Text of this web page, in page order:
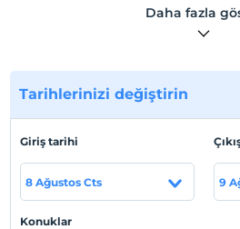
edebileceğiniz bir seçenektir.
Fethiye İnlice mevkiindedir.
Sahil
Plaja sıfır konumdadır.
Haritada
Daha fazla
Tarihlerinizi değiştirin
Giriş tarihi
8 Ağustos Cts 9
Konuklar